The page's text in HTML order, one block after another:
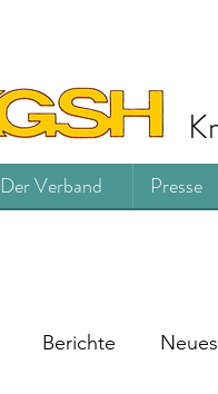
Der Verband Presse
Berichte